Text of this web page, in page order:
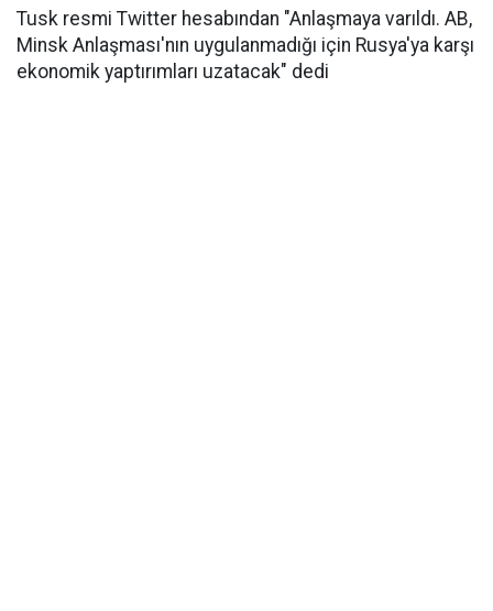
Tusk resmi Twitter hesabından "Anlaşmaya varıldı. AB,
Minsk Anlaşması'nın uygulanmadığı için Rusya'ya karşı
ekonomik yaptırımları uzatacak" dedi